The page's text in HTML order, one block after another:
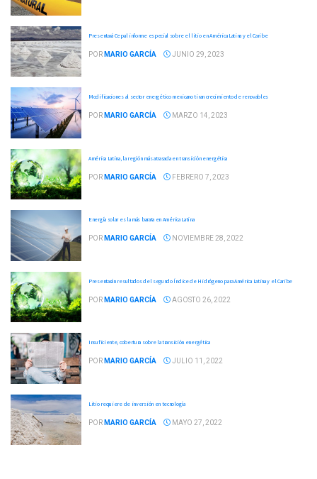
Presentará Cepal informe especial sobre el litio en América Latina y el Caribe
POR MARIO GARCÍA JUNIO 29, 2023
Modificaciones al sector energético mexicano tiran crecimiento de renovables
POR MARIO GARCÍA MARZO 14, 2023
América Latina, la región más atrasada en transición energética
POR MARIO GARCÍA FEBRERO 7, 2023
Energía solar es la más barata en América Latina
POR MARIO GARCÍA NOVIEMBRE 28, 2022
Presentarán resultados del segundo Índice de Hidrógeno para América Latina y el Caribe
POR MARIO GARCÍA AGOSTO 26, 2022
Insuficiente, cobertura sobre la transición energética
POR MARIO GARCÍA JULIO 11, 2022
Litio requiere de inversión en tecnología
POR MARIO GARCÍA MAYO 27, 2022